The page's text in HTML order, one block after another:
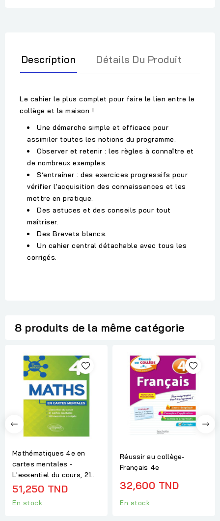
Description Détails Du Produit
Le cahier le plus complet pour faire le lien entre le
collège et la maison !
Une démarche simple et efficace pour
assimiler toutes les notions du programme.
Observer et retenir : les règles à connaître et
de nombreux exemples.
S’entraîner : des exercices progressifs pour
vérifier l’acquisition des connaissances et les
mettre en pratique.
Des astuces et des conseils pour tout
maîtriser.
Des Brevets blancs.
Un cahier central détachable avec tous les
corrigés.
8 produits de la même catégorie
Mathématiques 4e en
cartes mentales -
L'essentiel du cours, 21...
51,250 TND
En stock
Réussir au collège-
Français 4e
32,600 TND
En stock